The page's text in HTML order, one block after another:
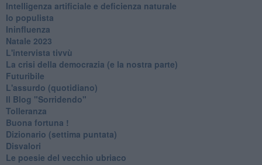
Intelligenza artificiale e deficienza naturale
Io populista
Ininfluenza
Natale 2023
L'intervista tivvù
La crisi della democrazia (e la nostra parte)
Futuribile
L'assurdo (quotidiano)
Il Blog "Sorridendo"
Tolleranza
Buona fortuna !
​Dizionario (settima puntata)
Disvalori
Le poesie del vecchio ubriaco